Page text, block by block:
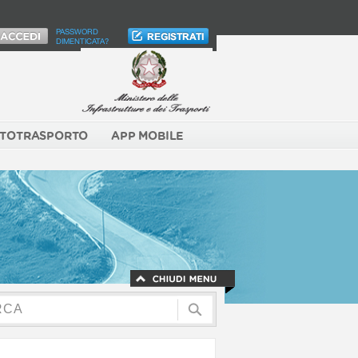
PASSWORD
DIMENTICATA?
APP MOBILE